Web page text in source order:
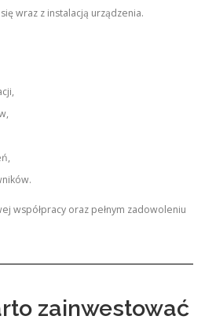
wraz z instalacją urządzenia.
współpracy oraz pełnym zadowoleniu
zainwestować